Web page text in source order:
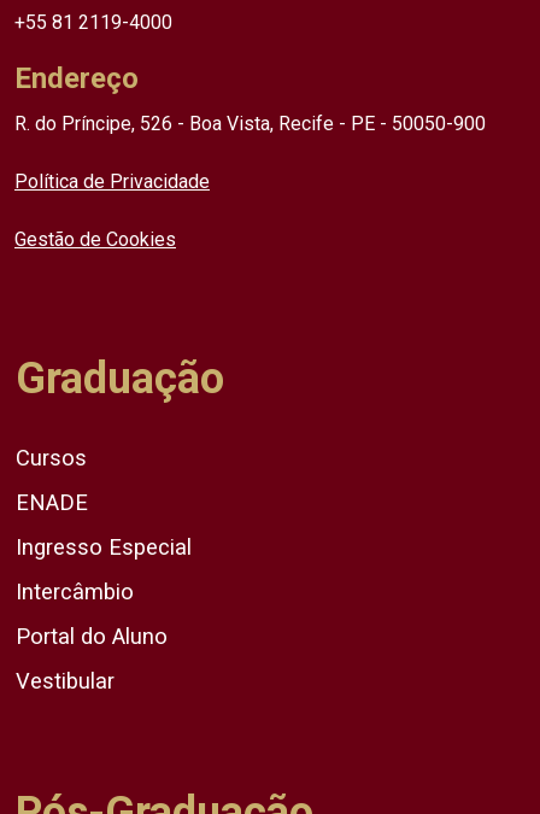
+55 81 2119-4000
Endereço
R. do Príncipe, 526 - Boa Vista, Recife - PE - 50050-900
Política de Privacidade
Gestão de Cookies
Graduação
Cursos
ENADE
Ingresso Especial
Intercâmbio
Portal do Aluno
Vestibular